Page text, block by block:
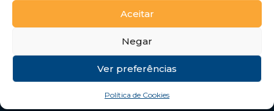
Aceitar
Negar
Ver preferências
Política de Cookies